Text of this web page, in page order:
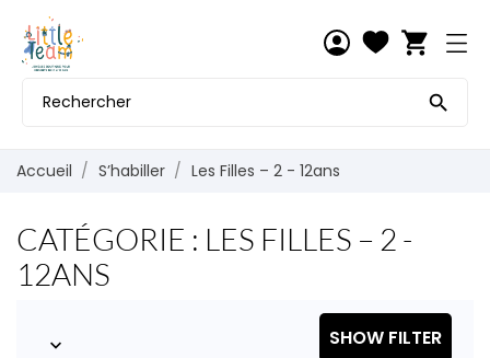
shopping_cart

Accueil S’habiller Les Filles – 2 - 12ans
CATÉGORIE : LES FILLES – 2 -
12ANS
 SHOW FILTER